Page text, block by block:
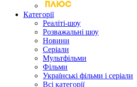
Категорії
Реаліті-шоу
Розважальні шоу
Новини
Серіали
Мультфільми
Фільми
Українські фільми і серіали
Всі категорії